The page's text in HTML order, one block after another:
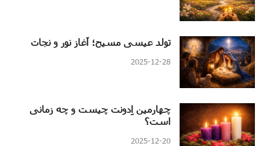
تولد عیسی مسیح؛ آغاز نور و نجات
2025-12-28
چهارمین اِدونت چیست و چه زمانی
است؟
2025-12-20